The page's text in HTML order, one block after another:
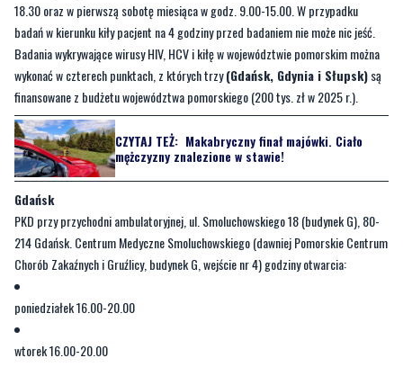
18.30 oraz w pierwszą sobotę miesiąca w godz. 9.00-15.00. W przypadku
badań w kierunku kiły pacjent na 4 godziny przed badaniem nie może nic jeść.
Badania wykrywające wirusy HIV, HCV i kiłę w województwie pomorskim można
wykonać w czterech punktach, z których trzy(Gdańsk, Gdynia i Słupsk)są
finansowane z budżetu województwa pomorskiego (200 tys. zł w 2025 r.).
CZYTAJ TEŻ: Makabryczny finał majówki. Ciało
mężczyzny znalezione w stawie!
Gdańsk
PKD przy przychodni ambulatoryjnej, ul. Smoluchowskiego 18 (budynek G), 80-
214 Gdańsk. Centrum Medyczne Smoluchowskiego (dawniej Pomorskie Centrum
Chorób Zakaźnych i Gruźlicy, budynek G, wejście nr 4) godziny otwarcia:
poniedziałek 16.00-20.00
wtorek 16.00-20.00